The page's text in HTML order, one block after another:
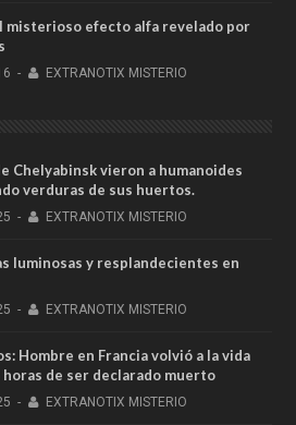
misterioso efecto alfa revelado por
- EXTRANOTIX MISTERIO
Chelyabinsk vieron a humanoides
verduras de sus huertos.
- EXTRANOTIX MISTERIO
luminosas y resplandecientes en
- EXTRANOTIX MISTERIO
Hombre en Francia volvió a la vida
horas de ser declarado muerto
- EXTRANOTIX MISTERIO